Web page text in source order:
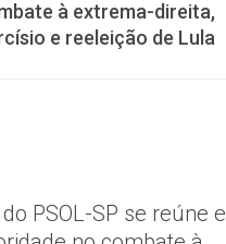
à extrema-direita,
e reeleição de Lula
PSOL-SP se reúne e